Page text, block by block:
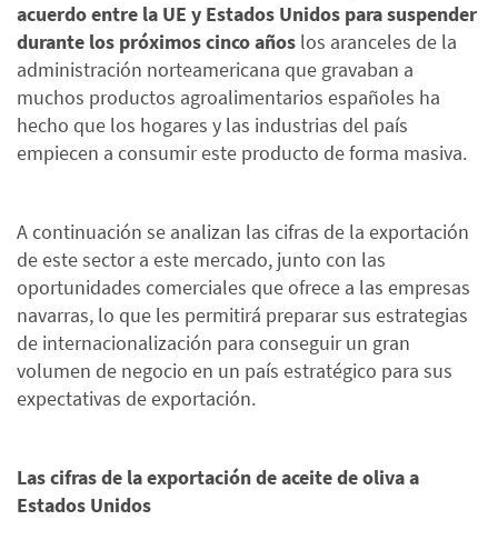
acuerdo entre la UE y Estados Unidos para suspender
durante los próximos cinco años los aranceles de la
administración norteamericana que gravaban a
muchos productos agroalimentarios españoles ha
hecho que los hogares y las industrias del país
empiecen a consumir este producto de forma masiva.
A continuación se analizan las cifras de la exportación
de este sector a este mercado, junto con las
oportunidades comerciales que ofrece a las empresas
navarras, lo que les permitirá preparar sus estrategias
de internacionalización para conseguir un gran
volumen de negocio en un país estratégico para sus
expectativas de exportación.
Las cifras de la exportación de aceite de oliva a
Estados Unidos